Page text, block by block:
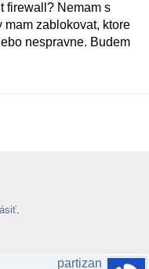
firewall? Nemam s
mam zablokovat, ktore
nespravne. Budem
partizan